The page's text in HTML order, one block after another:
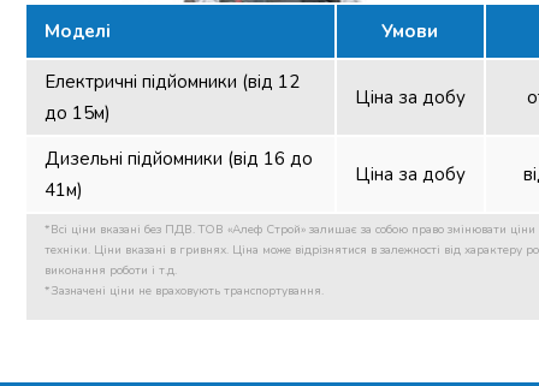
Моделі Умови
Електричні підйомники (від 12
до 15м)
Ціна за добу
Дизельні підйомники (від 16 до
41м)
Ціна за добу
*Всі ціни вказані без ПДВ. ТОВ «Алеф Строй» залишає за собою право змінювати ціни
техніки. Ціни вказані в гривнях. Ціна може відрізнятися в залежності від характеру
виконання роботи і т.д.
*Зазначені ціни не враховують транспортування.